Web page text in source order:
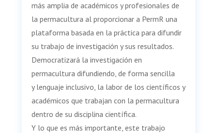
más amplia de académicos y profesionales de
la permacultura al proporcionar a PermR una
plataforma basada en la práctica para difundir
su trabajo de investigación y sus resultados.
Democratizará la investigación en
permacultura difundiendo, de forma sencilla
y lenguaje inclusivo, la labor de los científicos y
académicos que trabajan con la permacultura
dentro de su disciplina científica.
Y lo que es más importante, este trabajo